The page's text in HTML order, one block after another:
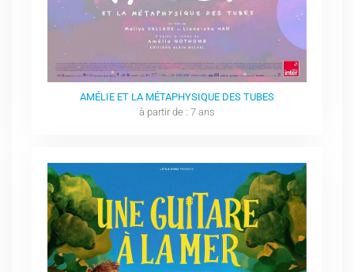
AMÉLIE ET LA MÉTAPHYSIQUE DES TUBES
à partir de : 7 ans